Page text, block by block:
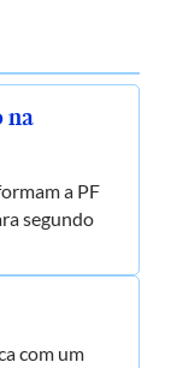
na
a PF
segundo
com um